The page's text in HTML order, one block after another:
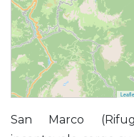
San Marco